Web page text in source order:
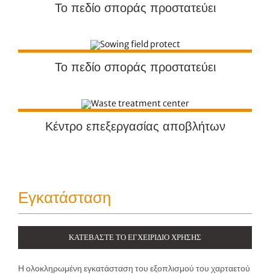
Το πεδίο σποράς προστατεύει
Το πεδίο σποράς προστατεύει
Κέντρο επεξεργασίας αποβλήτων
Εγκατάσταση
ΚΑΤΕΒΆΣΤΕ ΤΟ ΕΓΧΕΙΡΊΔΙΟ ΧΡΉΣΗΣ
Η ολοκληρωμένη εγκατάσταση του εξοπλισμού του χαρταετού